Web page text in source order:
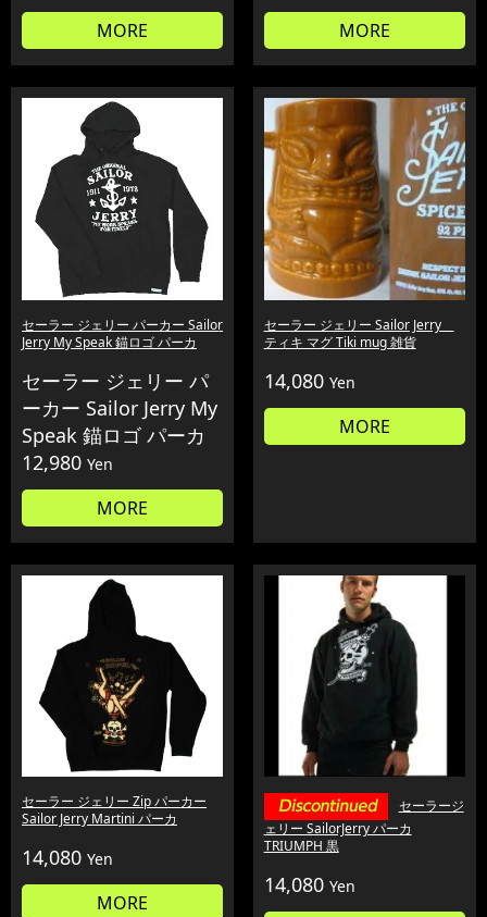
MORE MORE
セーラー ジェリー パーカー Sailor
Jerry My Speak 錨ロゴ パーカ
セーラー ジェリー パ
ーカー Sailor Jerry My
Speak 錨ロゴ パーカ
12,980 Yen
MORE
セーラー ジェリー Sailor Jerry
ティキ マグ Tiki mug 雑貨
14,080 Yen
MORE
セーラー ジェリー Zip パーカー
Sailor Jerry Martini パーカ
14,080 Yen
MORE
セーラージ
ェリー SailorJerry パーカ
TRIUMPH 黒
14,080 Yen